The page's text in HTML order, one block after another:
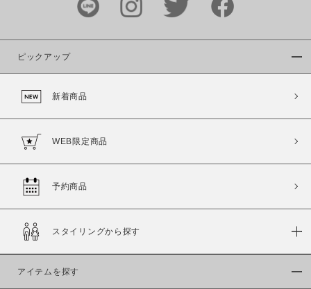
カラー
商品タイプ
ピックアップ
新着商品
WEB限定商品
予約商品
スタイリングから探す
アイテムを探す